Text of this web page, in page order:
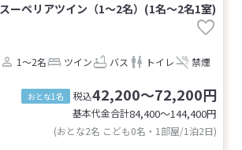
スーペリアツイン（1～2名）(1名～2名1室)
1～2名 ツイン バス トイレ 禁煙
おとな1名 税込42,200～72,200円
基本代金合計84,400〜144,400円
(おとな2名 こども0名・1部屋/1泊2日)